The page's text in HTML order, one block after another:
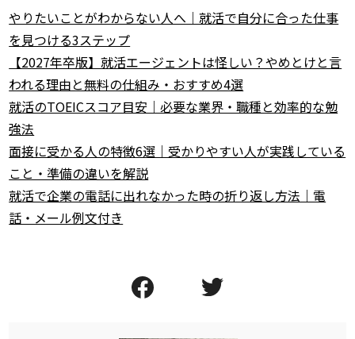
やりたいことがわからない人へ｜就活で自分に合った仕事
を見つける3ステップ
【2027年卒版】就活エージェントは怪しい？やめとけと言
われる理由と無料の仕組み・おすすめ4選
就活のTOEICスコア目安｜必要な業界・職種と効率的な勉
強法
面接に受かる人の特徴6選｜受かりやすい人が実践している
こと・準備の違いを解説
就活で企業の電話に出れなかった時の折り返し方法｜電
話・メール例文付き